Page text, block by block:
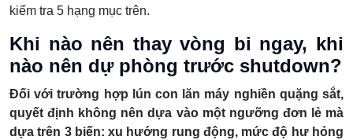
kiểm tra 5 hạng mục trên.
Khi nào nên thay vòng bi ngay, khi
nào nên dự phòng trước shutdown?
Đối với trường hợp lún con lăn máy nghiền quặng sắt,
quyết định không nên dựa vào một ngưỡng đơn lẻ mà
dựa trên 3 biến: xu hướng rung động, mức độ hư hỏng